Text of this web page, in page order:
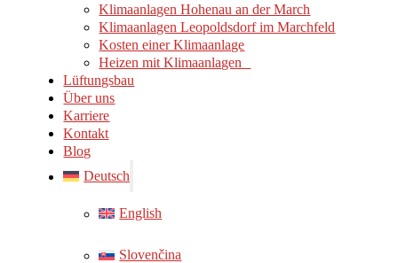
Klimaanlagen Hohenau an der March
Klimaanlagen Leopoldsdorf im Marchfeld
Kosten einer Klimaanlage
Heizen mit Klimaanlagen
Lüftungsbau
Über uns
Karriere
Kontakt
Blog
Deutsch
English
Slovenčina